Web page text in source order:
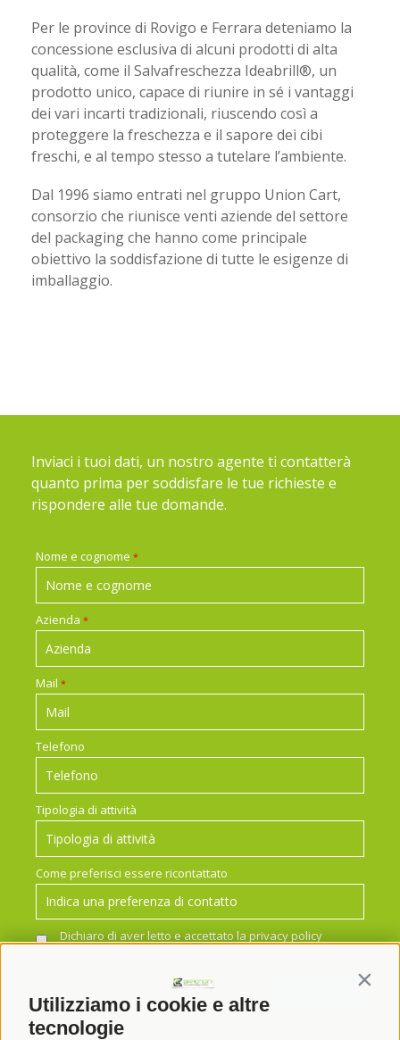
Utilizziamo i cookie e altre
tecnologie
Per le province di Rovigo e Ferrara deteniamo la
concessione esclusiva di alcuni prodotti di alta
qualità, come il Salvafreschezza Ideabrill®, un
prodotto unico, capace di riunire in sé i vantaggi
dei vari incarti tradizionali, riuscendo così a
proteggere la freschezza e il sapore dei cibi
freschi, e al tempo stesso a tutelare l’ambiente.
Dal 1996 siamo entrati nel gruppo Union Cart,
consorzio che riunisce venti aziende del settore
del packaging che hanno come principale
obiettivo la soddisfazione di tutte le esigenze di
imballaggio.
Inviaci i tuoi dati, un nostro agente ti contatterà
quanto prima per soddisfare le tue richieste e
rispondere alle tue domande.
Nome e cognome *
Azienda *
Mail *
Telefono
Tipologia di attività
Come preferisci essere ricontattato
Dichiaro di aver letto e accettato laprivacy policy
*